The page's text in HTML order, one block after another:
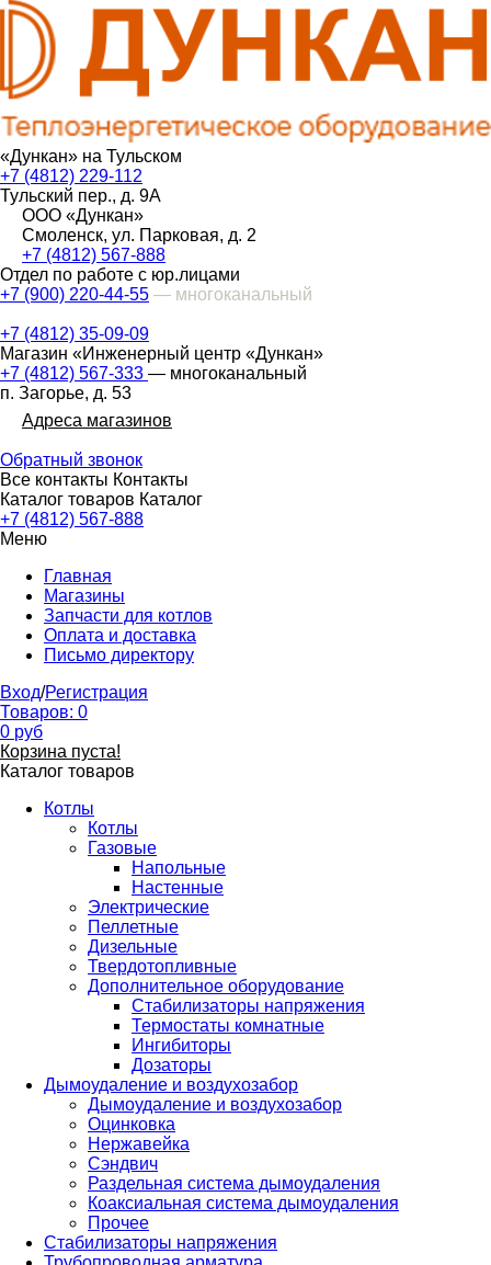
«Дункан» на Тульском
+7 (4812) 229-112
Тульский пер., д. 9А
ООО «Дункан»
Смоленск, ул. Парковая, д. 2
+7 (4812) 567-888
Отдел по работе с юр.лицами
+7 (900) 220-44-55 — многоканальный
+7 (4812) 35-09-09
Магазин «Инженерный центр «Дункан»
+7 (4812) 567-333 — многоканальный
п. Загорье, д. 53
Адреса магазинов
Обратный звонок
Все контакты Контакты
Каталог товаров Каталог
+7 (4812) 567-888
Меню
Главная
Магазины
Запчасти для котлов
Оплата и доставка
Письмо директору
Вход/Регистрация
Товаров: 0
0 руб
Корзина пуста!
Каталог товаров
Котлы
Котлы
Газовые
Напольные
Настенные
Электрические
Пеллетные
Дизельные
Твердотопливные
Дополнительное оборудование
Стабилизаторы напряжения
Термостаты комнатные
Ингибиторы
Дозаторы
Дымоудаление и воздухозабор
Дымоудаление и воздухозабор
Оцинковка
Нержавейка
Сэндвич
Раздельная система дымоудаления
Коаксиальная система дымоудаления
Прочее
Стабилизаторы напряжения